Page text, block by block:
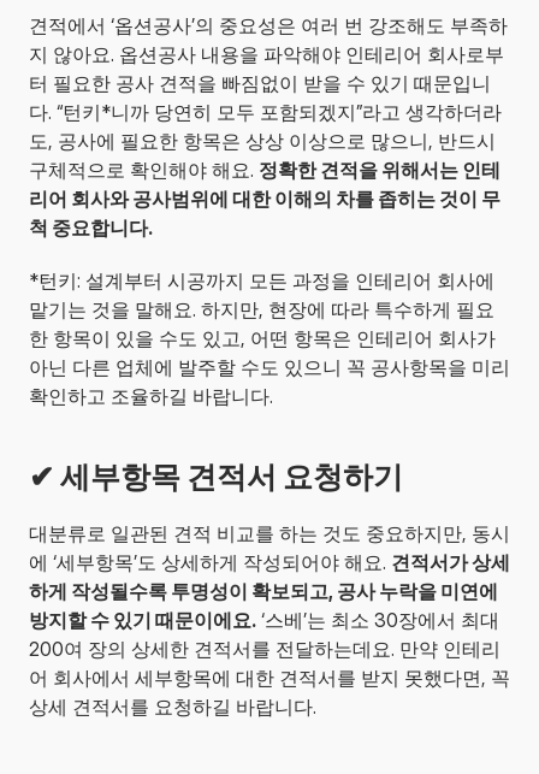
견적에서 ‘옵션공사’의 중요성은 여러 번 강조해도 부족하
지 않아요. 옵션공사 내용을 파악해야 인테리어 회사로부
터 필요한 공사 견적을 빠짐없이 받을 수 있기 때문입니
다. “턴키*니까 당연히 모두 포함되겠지”라고 생각하더라
도, 공사에 필요한 항목은 상상 이상으로 많으니, 반드시
구체적으로 확인해야 해요. 정확한 견적을 위해서는 인테
리어 회사와 공사범위에 대한 이해의 차를 좁히는 것이 무
척 중요합니다.
*턴키: 설계부터 시공까지 모든 과정을 인테리어 회사에
맡기는 것을 말해요. 하지만, 현장에 따라 특수하게 필요
한 항목이 있을 수도 있고, 어떤 항목은 인테리어 회사가
아닌 다른 업체에 발주할 수도 있으니 꼭 공사항목을 미리
확인하고 조율하길 바랍니다.
✔ 세부항목 견적서 요청하기
대분류로 일관된 견적 비교를 하는 것도 중요하지만, 동시
에 ‘세부항목’도 상세하게 작성되어야 해요. 견적서가 상세
하게 작성될수록 투명성이 확보되고, 공사 누락을 미연에
방지할 수 있기 때문이에요. ‘스베’는 최소 30장에서 최대
200여 장의 상세한 견적서를 전달하는데요. 만약 인테리
어 회사에서 세부항목에 대한 견적서를 받지 못했다면, 꼭
상세 견적서를 요청하길 바랍니다.